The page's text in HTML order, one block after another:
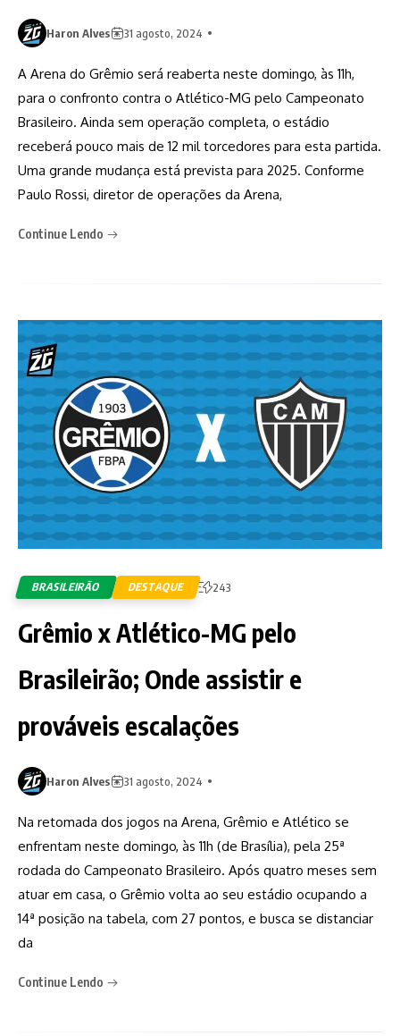
Haron Alves 31 agosto, 2024
A Arena do Grêmio será reaberta neste domingo, às 11h,
para o confronto contra o Atlético-MG pelo Campeonato
Brasileiro. Ainda sem operação completa, o estádio
receberá pouco mais de 12 mil torcedores para esta partida.
Uma grande mudança está prevista para 2025. Conforme
Paulo Rossi, diretor de operações da Arena,
Continue Lendo
BRASILEIRÃO DESTAQUE 243
Grêmio x Atlético-MG pelo
Brasileirão; Onde assistir e
prováveis escalações
Haron Alves 31 agosto, 2024
Na retomada dos jogos na Arena, Grêmio e Atlético se
enfrentam neste domingo, às 11h (de Brasília), pela 25ª
rodada do Campeonato Brasileiro. Após quatro meses sem
atuar em casa, o Grêmio volta ao seu estádio ocupando a
14ª posição na tabela, com 27 pontos, e busca se distanciar
da
Continue Lendo